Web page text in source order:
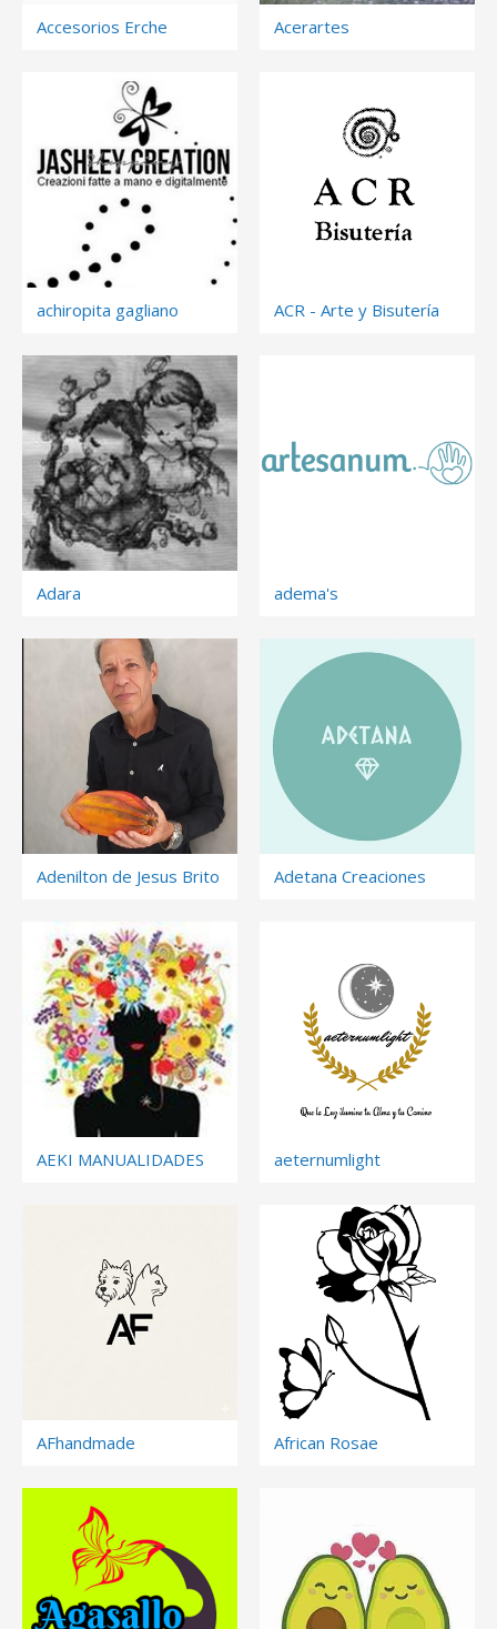
Accesorios Erche Acerartes
achiropita gagliano ACR - Arte y Bisutería
Adara adema's
Adenilton de Jesus Brito Adetana Creaciones
AEKI MANUALIDADES aeternumlight
AFhandmade African Rosae